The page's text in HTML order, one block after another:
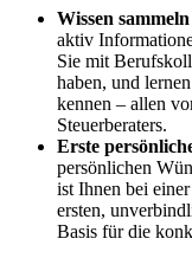
Wissen
aktiv
Sie mit
haben, und
kennen – allen
Steuerberaters.
Erste
persönlichen
ist Ihnen bei
ersten,
Basis für die
Diese
diese
Google Tag
Information:
Der Google
ermöglicht